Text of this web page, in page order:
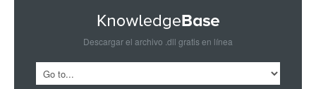
Descargar el archivo .dll gratis en línea